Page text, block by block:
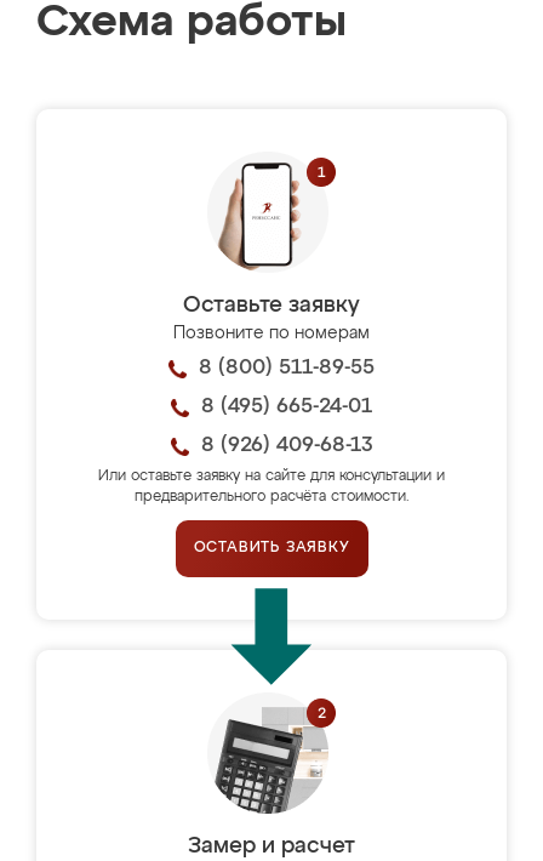
Схема работы
Оставьте заявку
Позвоните по номерам
8 (800) 511-89-55
8 (495) 665-24-01
8 (926) 409-68-13
Или оставьте заявку на сайте для консультации и
предварительного расчёта стоимости.
ОСТАВИТЬ ЗАЯВКУ
Замер и расчет